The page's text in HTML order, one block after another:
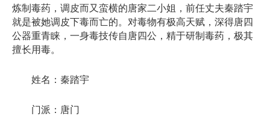
炼制毒药，调皮而又蛮横的唐家二小姐，前任丈夫秦踏宇
就是被她调皮下毒而亡的。对毒物有极高天赋，深得唐四
公器重青睐，一身毒技传自唐四公，精于研制毒药，极其
擅长用毒。
姓名：秦踏宇
门派：唐门